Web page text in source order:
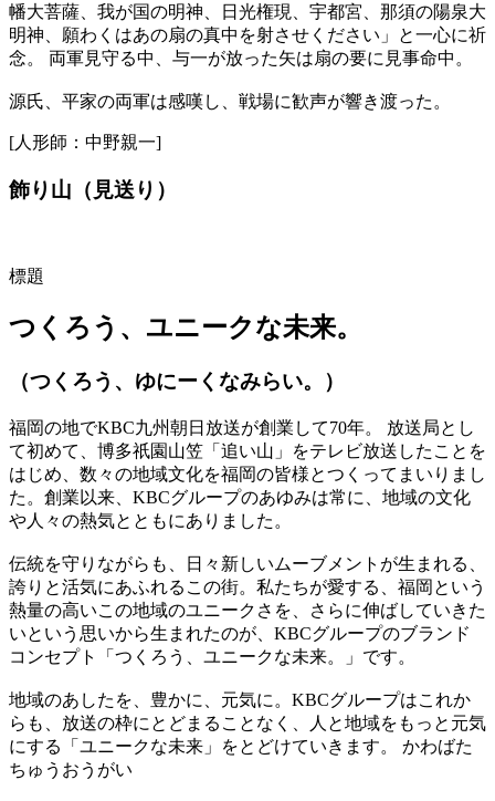
幡大菩薩、我が国の明神、日光権現、宇都宮、那須の陽泉大
明神、願わくはあの扇の真中を射させください」と一心に祈
念。 両軍見守る中、与一が放った矢は扇の要に見事命中。
源氏、平家の両軍は感嘆し、戦場に歓声が響き渡った。
[人形師：中野親一]
飾り山（見送り）
標題
つくろう、ユニークな未来。
（つくろう、ゆにーくなみらい。）
福岡の地でKBC九州朝日放送が創業して70年。 放送局とし
て初めて、博多祇園山笠「追い山」をテレビ放送したことを
はじめ、数々の地域文化を福岡の皆様とつくってまいりまし
た。創業以来、KBCグループのあゆみは常に、地域の文化
や人々の熱気とともにありました。
伝統を守りながらも、日々新しいムーブメントが生まれる、
誇りと活気にあふれるこの街。私たちが愛する、福岡という
熱量の高いこの地域のユニークさを、さらに伸ばしていきた
いという思いから生まれたのが、KBCグループのブランド
コンセプト「つくろう、ユニークな未来。」です。
地域のあしたを、豊かに、元気に。KBCグループはこれか
らも、放送の枠にとどまることなく、人と地域をもっと元気
にする「ユニークな未来」をとどけていきます。 かわばた
ちゅうおうがい